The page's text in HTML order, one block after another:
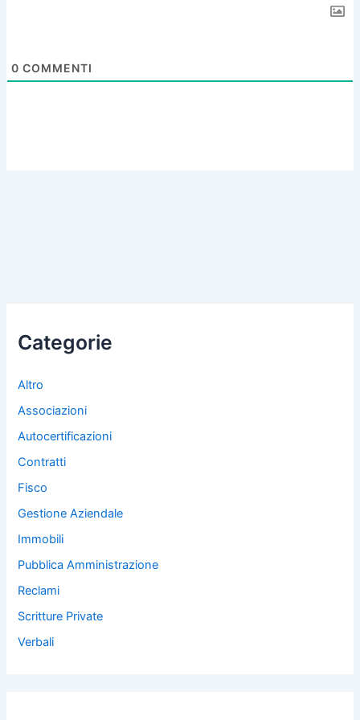
0 COMMENTI
Categorie
Altro
Associazioni
Autocertificazioni
Contratti
Fisco
Gestione Aziendale
Immobili
Pubblica Amministrazione
Reclami
Scritture Private
Verbali